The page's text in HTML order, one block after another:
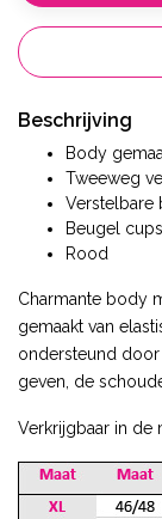
Beschrijving
Body
Tweeweg
Verstelbare
Beugel cups
Rood
Charmante body
gemaakt van
ondersteund
geven, de
Verkrijgbaar in de